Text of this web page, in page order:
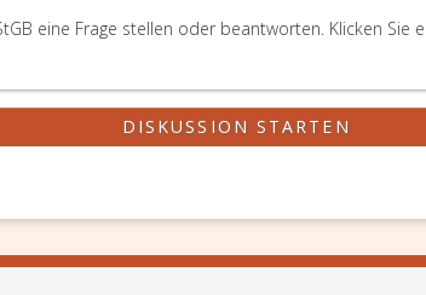
eine Frage stellen oder beantworten. Klicken Sie
DISKUSSION STARTEN